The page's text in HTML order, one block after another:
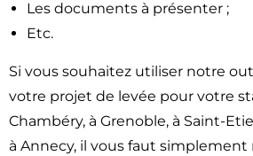
Les documents à présenter ;
Etc.
Si vous souhaitez utiliser notre
votre projet de levée pour votre
Chambéry, à Grenoble, à Saint-
à Annecy, il vous faut simplement